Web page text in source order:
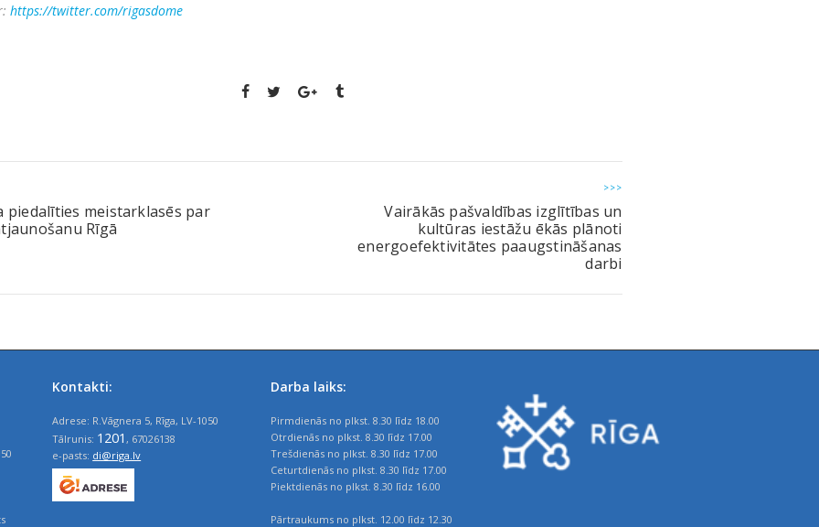
https://twitter.com/rigasdome
piedalīties meistarklasēs par
Rīgā
>>>
Vairākās pašvaldības izglītības un
kultūras iestāžu ēkās plānoti
energoefektivitātes paaugstināšanas
darbi
Kontakti:
Adrese: R.Vāgnera 5, Rīga, LV-1050
Tālrunis: 1201 , 67026138
e-pasts: di@riga.lv
Darba laiks:
Pirmdienās no plkst. 8.30 līdz 18.00
Otrdienās no plkst. 8.30 līdz 17.00
Trešdienās no plkst. 8.30 līdz 17.00
Ceturtdienās no plkst. 8.30 līdz 17.00
Piektdienās no plkst. 8.30 līdz 16.00
Pārtraukums no plkst. 12.00 līdz 12.30